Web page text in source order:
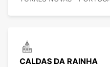
CALDAS DA RAINHA